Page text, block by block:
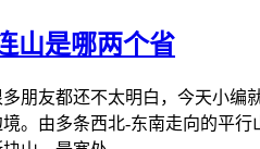
山是哪两个省
朋友都还不太明白，今天小
。由多条西北-东南走向的平